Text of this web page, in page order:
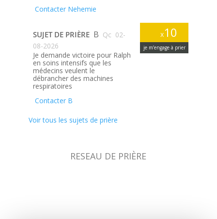
Contacter Nehemie
x10
je m’engage à prier
SUJET DE PRIÈRE B Qc 02-
08-2026
Je demande victoire pour Ralph
en soins intensifs que les
médecins veulent le
débrancher des machines
respiratoires
Contacter B
Voir tous les sujets de prière
RESEAU DE PRIÈRE